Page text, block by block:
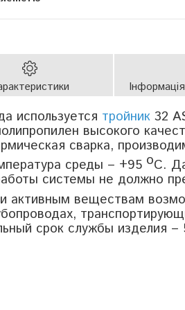
используется тройник 32
высокого
сварка,
среды – +95 оC.
системы не должно
активным веществам
срок службы изделия –